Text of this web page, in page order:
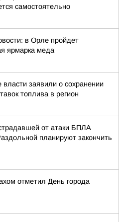
самостоятельно
в Орле пройдет
ярмарка меда
власти заявили о сохранении
топлива в регион
от атаки БПЛА
планируют закончить
отметил День города